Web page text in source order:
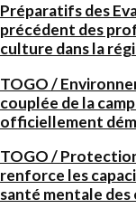
Préparatifs des
précédent des
culture dans la
TOGO /
couplée de la
officiellement
TOGO /
renforce les
santé mentale